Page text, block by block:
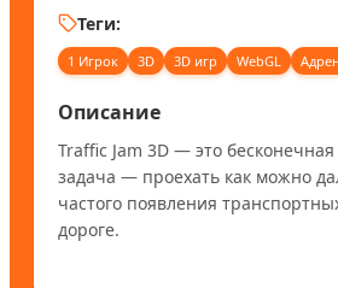
Теги:
1 Игрок 3D 3D игр WebGL
Описание
Traffic Jam 3D — это
задача — проехать как можно
частого появления
дороге.